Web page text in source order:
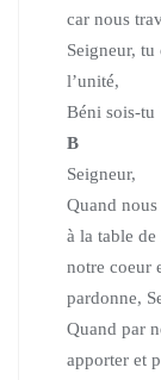
car nous
Seigneur,
l’unité,
Béni sois-tu
B
Seigneur,
Quand
à la table de
notre coeur
pardonne,
Quand par
apporter et